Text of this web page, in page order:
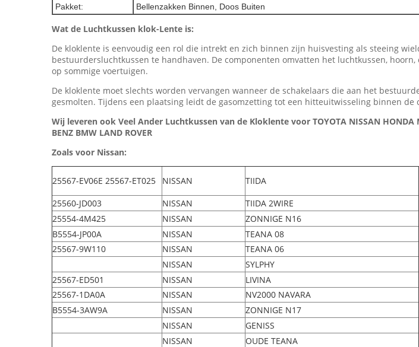
Pakket:
Bellenzakken Binnen, Doos Buiten
Wat de Luchtkussen klok-Lente is:
De kloklente is eenvoudig een rol die intrekt en zich binnen zijn huisvesting als steeing
bestuurdersluchtkussen te handhaven. De componenten omvatten het luchtkussen,
op sommige voertuigen.
De kloklente moet slechts worden vervangen wanneer de schakelaars die aan het
gesmolten. Tijdens een plaatsing leidt de gasomzetting tot een hitteuitwisseling binnen
Wij leveren ook Veel Ander Luchtkussen van de Kloklente voor TOYOTA NISSAN HONDA
BENZ BMW LAND ROVER
Zoals voor Nissan:
25567-EV06E 25567-ET025 NISSAN
TIIDA
25560-JD003
NISSAN
TIIDA 2WIRE
25554-4M425
NISSAN
ZONNIGE N16
B5554-JP00A
NISSAN
TEANA 08
25567-9W110
NISSAN
TEANA 06
NISSAN
SYLPHY
25567-ED501
NISSAN
LIVINA
25567-1DA0A
NISSAN
NV2000 NAVARA
B5554-3AW9A
NISSAN
ZONNIGE N17
NISSAN
GENISS
NISSAN
OUDE TEANA